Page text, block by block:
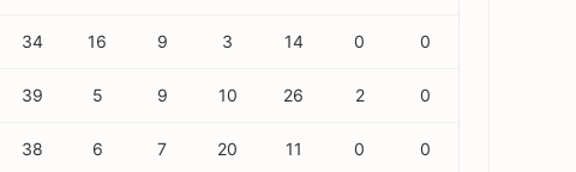
34 16 9 3 14 0 0
39 5 9 10 26 2 0
38 6 7 20 11 0 0